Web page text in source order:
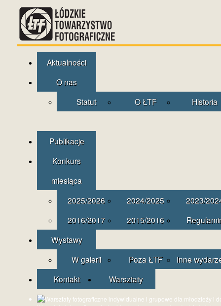
Aktualności
O nas
Statut
O ŁTF Historia
Publikacje
Konkurs
miesiąca
2025/2026
2024/2025
2023/
2016/2017
2015/2016
Wystawy
W galerii
Poza ŁTF
Inne
Kontakt
Warsztaty